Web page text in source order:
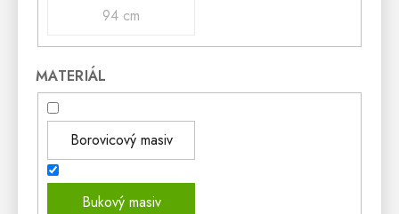
94 cm
MATERIÁL
Borovicový masiv
Bukový masiv